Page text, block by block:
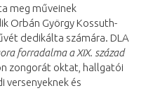
meg műveinek
Orbán György Kossuth-
dedikálta számára. DLA
forradalma a XIX. század
zongorát oktat, hallgatói
versenyeknek és